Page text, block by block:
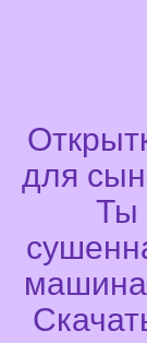
для
Ты